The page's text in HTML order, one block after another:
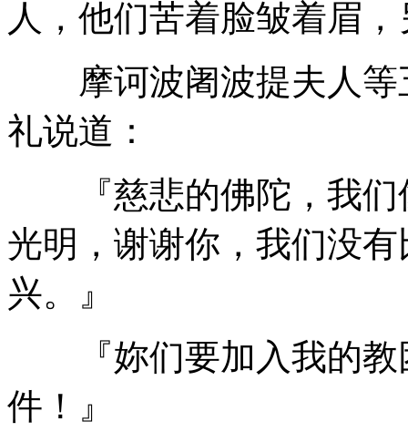
人，他们苦着脸皱着眉
摩诃波阇波提夫人等
礼说道：
『慈悲的佛陀，我们
光明，谢谢你，我们没
兴。』
『妳们要加入我的教
件！』